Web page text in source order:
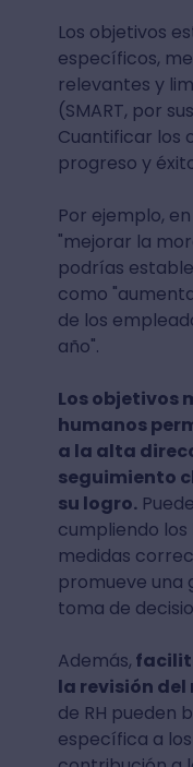
Los objetivos
específicos,
relevantes y
(SMART, por
Cuantificar los
progreso y
Por ejemplo,
"mejorar la
podrías
como
de los
año".
Los objetivos
humanos
a la alta
seguimiento
su logro.
cumpliendo
medidas
promueve una
toma de
Además,
la revisión
de RH pueden
específica a